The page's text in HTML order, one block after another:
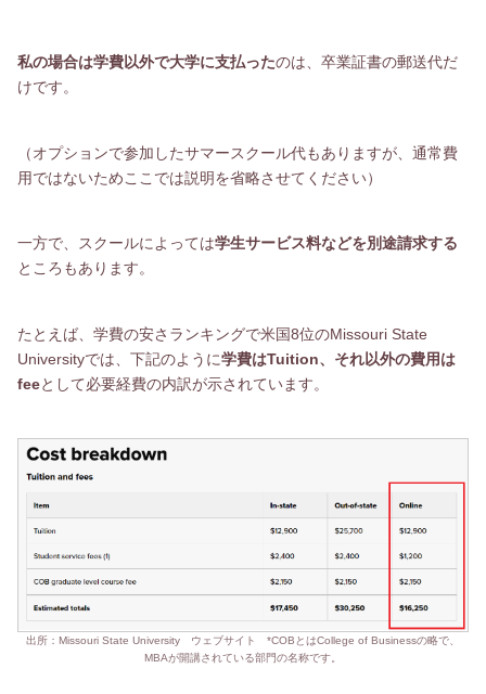
私の場合は学費以外で大学に支払ったのは、卒業証書の郵送代だ
けです。
（オプションで参加したサマースクール代もありますが、通常費
用ではないためここでは説明を省略させてください）
一方で、スクールによっては学生サービス料などを別途請求する
ところもあります。
たとえば、学費の安さランキングで米国8位のMissouri State
Universityでは、下記のように学費はTuition、それ以外の費用は
feeとして必要経費の内訳が示されています。
出所：Missouri State University ウェブサイト *COBとはCollege of Businessの略で、
MBAが開講されている部門の名称です。